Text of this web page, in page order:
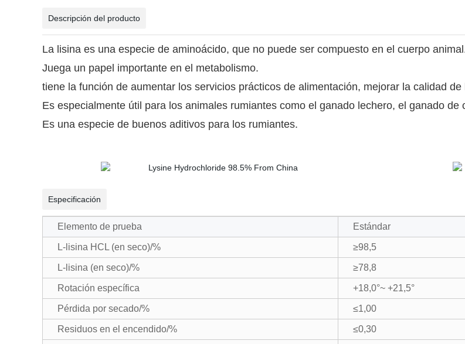
Descripción del producto
La lisina es una especie de aminoácido, que no puede ser compuesto en el cuerpo
Juega un papel importante en el metabolismo.
tiene la función de aumentar los servicios prácticos de alimentación, mejorar la calidad
Es especialmente útil para los animales rumiantes como el ganado lechero, el ganado de
Es una especie de buenos aditivos para los rumiantes.
Especificación
Elemento de prueba Estándar
L-lisina HCL (en seco)/% ≥98,5
L-lisina (en seco)/% ≥78,8
Rotación específica +18,0°~ +21,5°
Pérdida por secado/% ≤1,00
Residuos en el encendido/% ≤0,30